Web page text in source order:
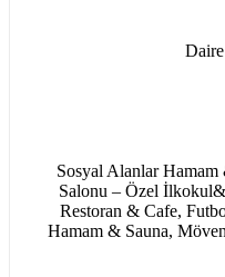
Sosyal Alanlar
Salonu – Özel
Restoran & Cafe,
Hamam & Sauna,